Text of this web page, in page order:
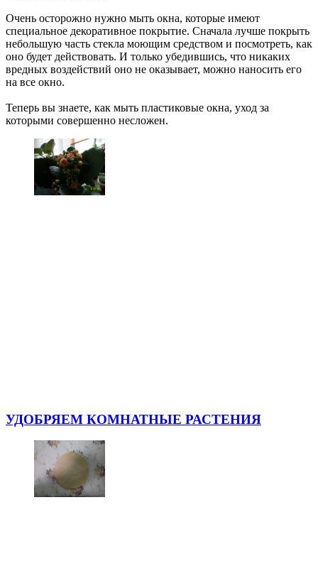
Очень осторожно нужно мыть окна, которые имеют
специальное декоративное покрытие. Сначала лучше покрыть
небольшую часть стекла моющим средством и посмотреть, как
оно будет действовать. И только убедившись, что никаких
вредных воздействий оно не оказывает, можно наносить его
на все окно.
Теперь вы знаете, как мыть пластиковые окна, уход за
которыми совершенно несложен.
УДОБРЯЕМ КОМНАТНЫЕ РАСТЕНИЯ